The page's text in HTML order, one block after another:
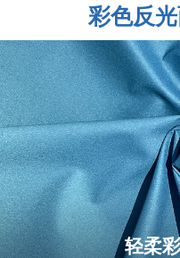
彩色反
轻柔